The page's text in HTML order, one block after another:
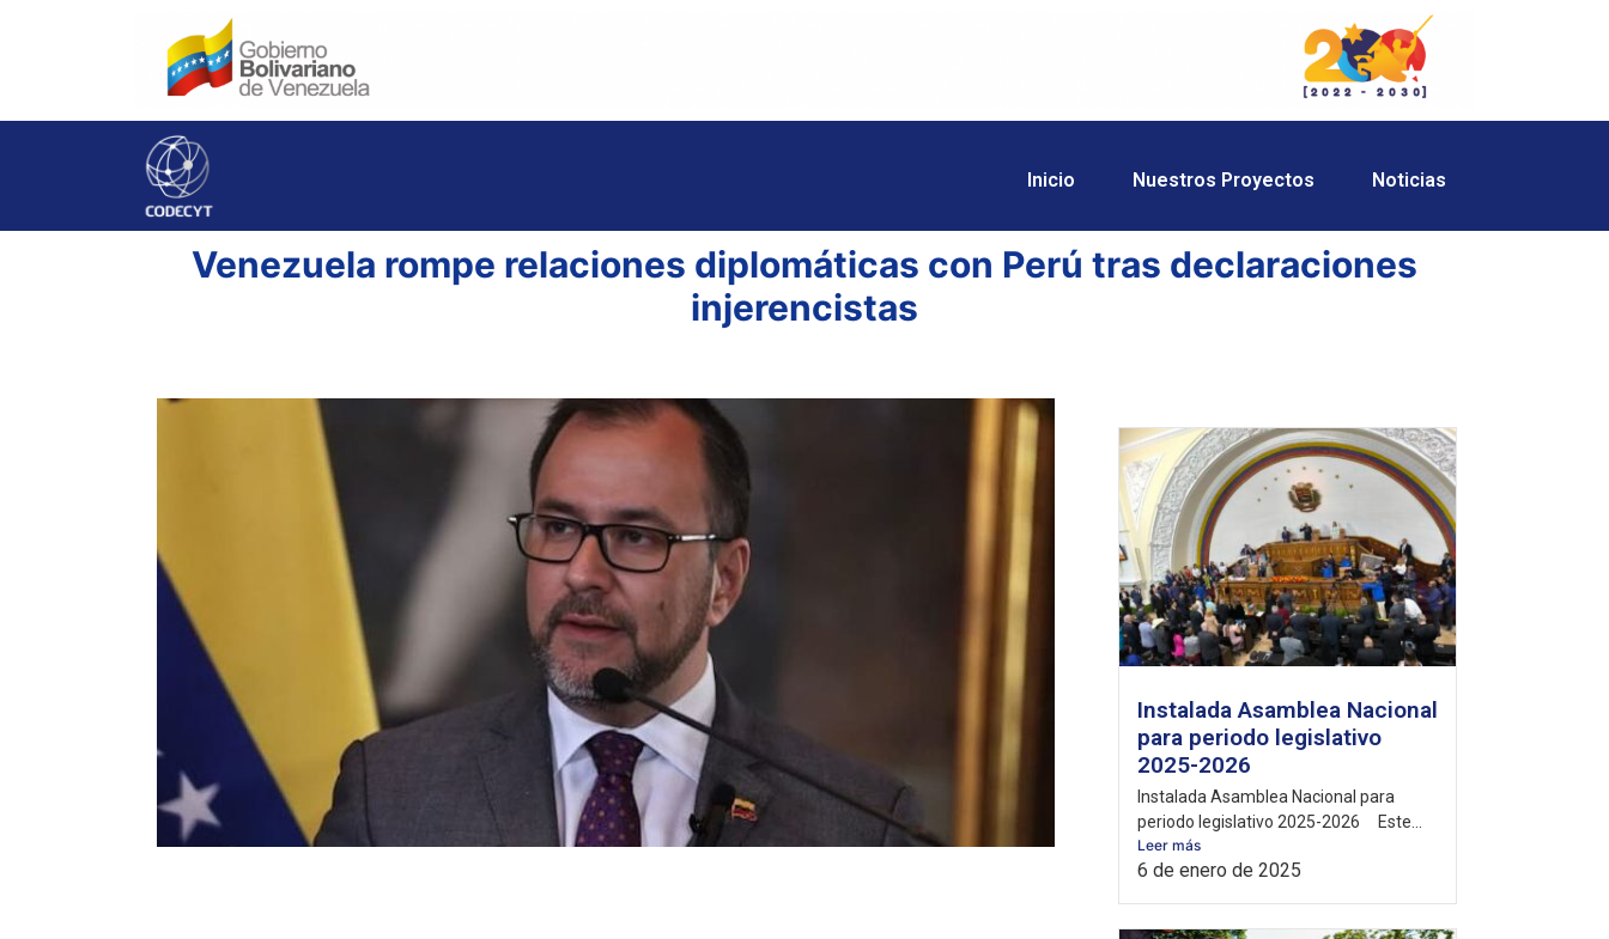
Inicio Nuestros Proyectos Noticias
Venezuela rompe relaciones diplomáticas con Perú tras declaraciones
injerencistas
Instalada Asamblea Nacional
para periodo legislativo
2025-2026
Instalada Asamblea Nacional para
periodo legislativo 2025-2026 Este...
Leer más
6 de enero de 2025